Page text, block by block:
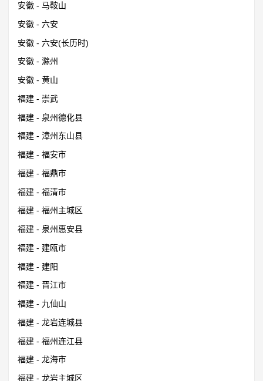
安徽 - 马鞍山
安徽 - 六安
安徽 - 六安(长历时)
安徽 - 滁州
安徽 - 黄山
福建 - 崇武
福建 - 泉州德化县
福建 - 漳州东山县
福建 - 福安市
福建 - 福鼎市
福建 - 福清市
福建 - 福州主城区
福建 - 泉州惠安县
福建 - 建瓯市
福建 - 建阳
福建 - 晋江市
福建 - 九仙山
福建 - 龙岩连城县
福建 - 福州连江县
福建 - 龙海市
福建 - 龙岩主城区